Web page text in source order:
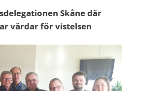
Skåne där
värdar för vistelsen